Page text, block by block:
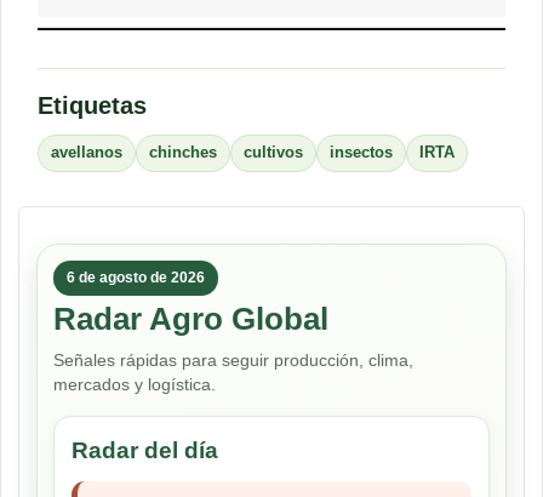
Etiquetas
avellanos chinches cultivos insectos IRTA
6 de agosto de 2026
Radar Agro Global
Señales rápidas para seguir producción, clima,
mercados y logística.
Radar del día